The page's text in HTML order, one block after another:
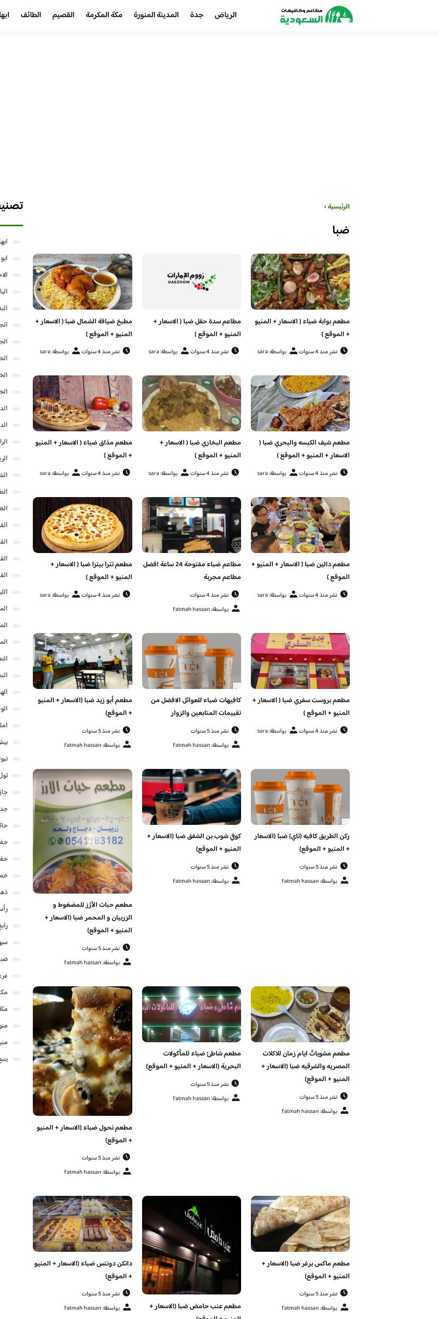
الرياض جدة المدينة المنورة مكة المكرمة القصيم الطائف
الرئيسية›
ضبا
مطعم بوابة ضباء ( الاسعار + المنيو
+ الموقع )
نشر منذ 4 سنوات بواسطة: sara
مطاعم سدة حقل ضبا ( الاسعار +
المنيو + الموقع )
نشر منذ 4 سنوات بواسطة: sara
مطبخ ضيافة الشمال ضبا ( الاسعار +
المنيو + الموقع )
نشر منذ 4 سنوات بواسطة: sara
مطعم شيف الكبسه والبحري ضبا (
الاسعار + المنيو + الموقع )
نشر منذ 4 سنوات بواسطة: sara
مطعم البخاري ضبا ( الاسعار +
المنيو + الموقع )
نشر منذ 4 سنوات بواسطة: sara
مطعم مذاق ضباء ( الاسعار + المنيو
+ الموقع )
نشر منذ 4 سنوات بواسطة: sara
مطعم دالين ضبا ( الاسعار + المنيو +
الموقع )
نشر منذ 4 سنوات بواسطة: sara
مطاعم ضباء مفتوحة 24 ساعة افضل
مطاعم مجربة
نشر منذ 4 سنوات
بواسطة: fatmah hassan
مطعم تترا بيتزا ضبا ( الاسعار +
المنيو + الموقع )
نشر منذ 4 سنوات بواسطة: sara
مطعم بروست سفري ضبا ( الاسعار +
المنيو + الموقع )
نشر منذ 4 سنوات بواسطة: sara
كافيهات ضباء للعوائل الافضل من
تقييمات المتابعين والزوار
نشر منذ 5 سنوات
بواسطة: fatmah hassan
مطعم أبو زيد ضبا (الاسعار + المنيو
+ الموقع)
نشر منذ 5 سنوات
بواسطة: fatmah hassan
ركن الطريق كافيه (تاي) ضبا (الاسعار
+ المنيو + الموقع)
نشر منذ 5 سنوات
بواسطة: fatmah hassan
كوفي شوب بن الشفق ضبا (الاسعار +
المنيو + الموقع)
نشر منذ 5 سنوات
بواسطة: fatmah hassan
مطعم حبات الأرُز للمضغوط و
الزربيان و المحمر ضبا (الاسعار +
المنيو + الموقع)
نشر منذ 5 سنوات
بواسطة: fatmah hassan
مطعم مشوياتً ايام زمان للاكلات
المصريه والشرقيه ضبا (الاسعار +
المنيو + الموقع)
نشر منذ 5 سنوات
بواسطة: fatmah hassan
مطعم شاطئ ضباء للمأكولات
البحرية (الاسعار + المنيو + الموقع)
نشر منذ 5 سنوات
بواسطة: fatmah hassan
مطعم نحول ضباء (الاسعار + المنيو
+ الموقع)
نشر منذ 5 سنوات
بواسطة: fatmah hassan
مطعم ماكس برغر ضبا (الاسعار +
المنيو + الموقع)
نشر منذ 5 سنوات
بواسطة: fatmah hassan
مطعم عنب حامض ضبا (الاسعار +
دانكن دونتس ضباء (الاسعار + المنيو
+ الموقع)
نشر منذ 5 سنوات
بواسطة: fatmah hassan